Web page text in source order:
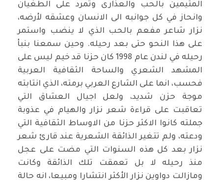
المتيمين بالحب والعذارى وتمرد على الطغيان
وانحاز في كل جوانبه الى الانسان وعشقه لأرضه،
نزار شاعر مفعم بالحب الذي لا ينضب واستمر
على هذا النحو حتى بعد رحيله. وحين سمعنا بنبأ
رحيله في لندن عام 1998 كان حزنا قد خيم ليس على
المشهد الشعري والساحة الثقافية العربية
فحسب، انما على الشارع العربي برمته، الذي انتابته
موجة حزن شديد، ولعل اجيال العشاق التي
تعاقبت على قراءة شعر نزار والهيام في عذوبة
جملته كانوا الاكثر حزنا من الاوساط الثقافية التي
ودعته، ولم تتغير الذائقة الشعرية عند قارئ شعر
نزار بعد كل هذه السنوات التي مضت على عجل
منذ رحيله لا بل تعمقت تلك الذائقة وكانت
ومازالت دواوين نزار الأكثر انتشارا ومبيعا، انه حالة